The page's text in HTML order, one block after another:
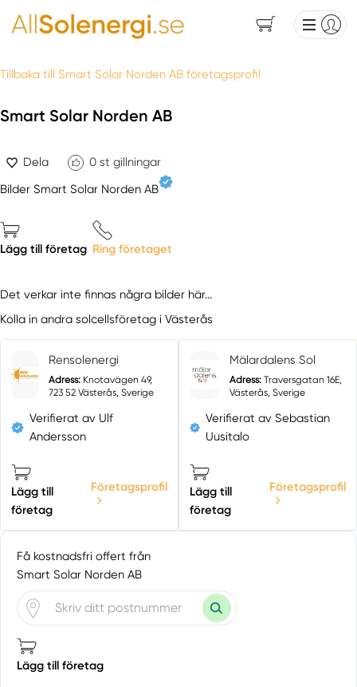
Tillbaka till Smart Solar Norden AB företagsprofil
Smart Solar Norden AB
Dela 0 st gillningar
Bilder Smart Solar Norden AB
Lägg till företag Ring företaget
Det verkar inte finnas några bilder här...
Kolla in andra solcellsföretag i Västerås
Rensolenergi
Adress: Knotavägen 49,
723 52 Västerås, Sverige
Verifierat av Ulf
Andersson
Lägg till
företag
Företagsprofil
Mälardalens Sol
Adress: Traversgatan 16E,
Västerås, Sverige
Verifierat av Sebastian
Uusitalo
Lägg till
företag
Företagsprofil
Få kostnadsfri offert från
Smart Solar Norden AB
Lägg till företag